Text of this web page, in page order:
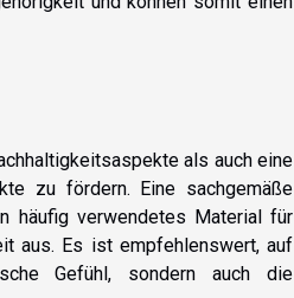
als auch eine
zu fördern. Eine sachgemäße
häufig verwendetes Material für
aus. Es ist empfehlenswert, auf
Gefühl, sondern auch die